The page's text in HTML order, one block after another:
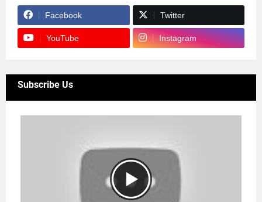
Facebook Twitter
YouTube Instagram
Subscribe Us